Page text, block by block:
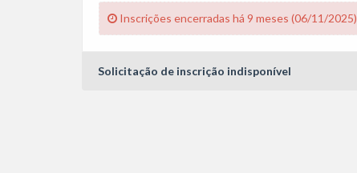
Inscrições encerradas há 9 meses (06/11/2025)
Solicitação de inscrição indisponível